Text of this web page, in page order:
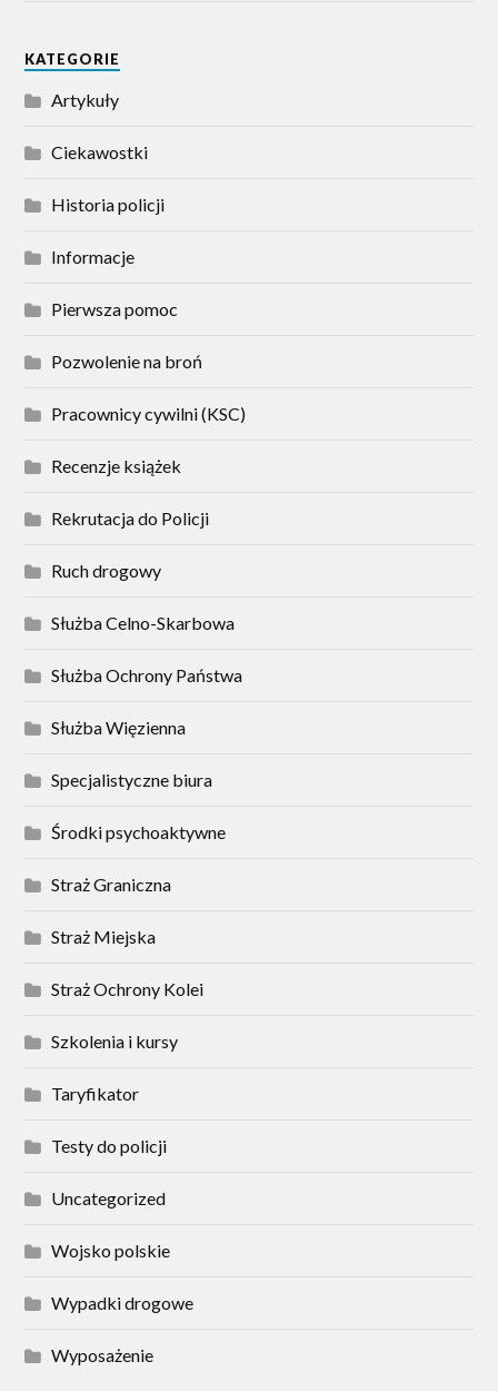
KATEGORIE
Artykuły
Ciekawostki
Historia policji
Informacje
Pierwsza pomoc
Pozwolenie na broń
Pracownicy cywilni (KSC)
Recenzje książek
Rekrutacja do Policji
Ruch drogowy
Służba Celno-Skarbowa
Służba Ochrony Państwa
Służba Więzienna
Specjalistyczne biura
Środki psychoaktywne
Straż Graniczna
Straż Miejska
Straż Ochrony Kolei
Szkolenia i kursy
Taryfikator
Testy do policji
Uncategorized
Wojsko polskie
Wypadki drogowe
Wyposażenie